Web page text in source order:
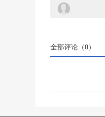
全部评论（0）